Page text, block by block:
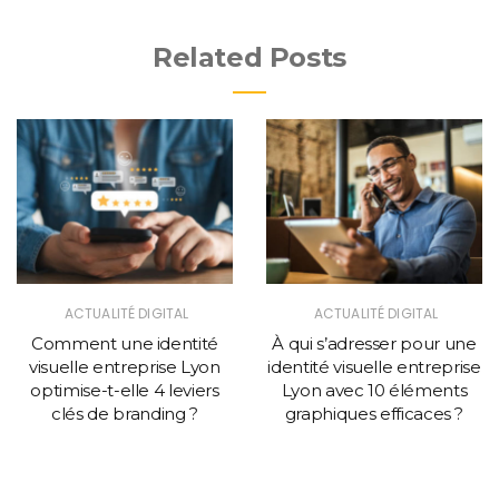
Related Posts
ACTUALITÉ DIGITAL
Comment une identité
visuelle entreprise Lyon
optimise-t-elle 4 leviers
clés de branding ?
ACTUALITÉ DIGITAL
À qui s’adresser pour une
identité visuelle entreprise
Lyon avec 10 éléments
graphiques efficaces ?